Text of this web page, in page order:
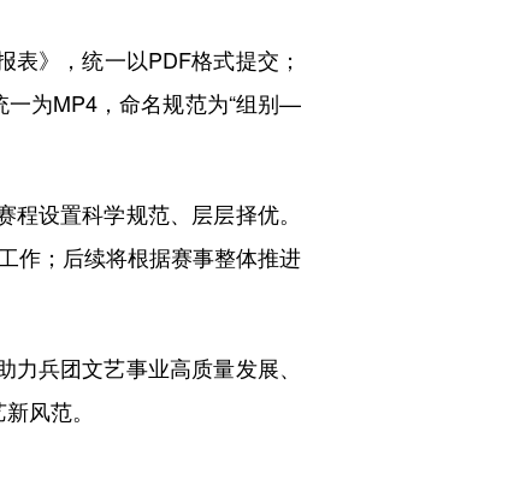
》，统一以PDF格式提交；
一为MP4，命名规范为“组别—
设置科学规范、层层择优。
作；后续将根据赛事整体推进
兵团文艺事业高质量发展、
风范。